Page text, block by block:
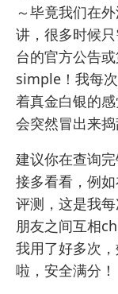
～毕竟我们在
讲，很多时候
台的官方公告
simple！我每
着真金白银的
会突然冒出来捣
建议你在查询
接多看看，例
评测，这是我
朋友之间互相
我用了好多次
啦，安全满分！